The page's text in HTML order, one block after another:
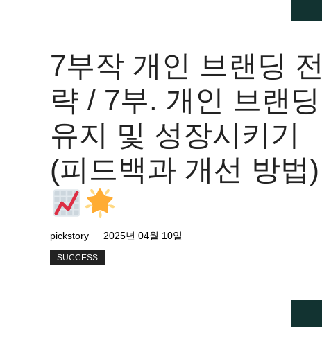
7부작 개인 브랜딩 전
략 / 7부. 개인 브랜딩
유지 및 성장시키기
(피드백과 개선 방법)
pickstory 2025년 04월 10일
SUCCESS